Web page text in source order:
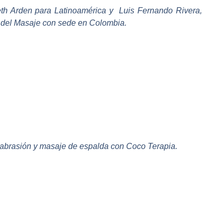
Arden para Latinoamérica y Luis Fernando Rivera,
Masaje con sede en Colombia.
y masaje de espalda con Coco Terapia.